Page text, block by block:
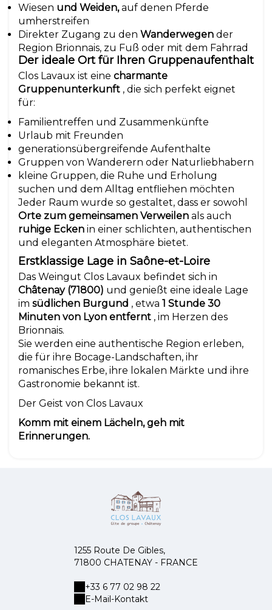
Wiesen und Weiden,auf denen Pferde
umherstreifen
Direkter Zugang zu den Wanderwegen der
Region Brionnais, zu Fuß oder mit dem Fahrrad
Der ideale Ort für Ihren Gruppenaufenthalt
Clos Lavaux ist eine charmante
Gruppenunterkunft , die sich perfekt eignet
für:
Familientreffen und Zusammenkünfte
Urlaub mit Freunden
generationsübergreifende Aufenthalte
Gruppen von Wanderern oder Naturliebhabern
kleine Gruppen, die Ruhe und Erholung
suchen und dem Alltag entfliehen möchten
Jeder Raum wurde so gestaltet, dass er sowohl
Orte zum gemeinsamen Verweilen als auch
ruhige Ecken in einer schlichten, authentischen
und eleganten Atmosphäre bietet.
Erstklassige Lage in Saône-et-Loire
Das Weingut Clos Lavaux befindet sich in
Châtenay (71800) und genießt eine ideale Lage
im südlichen Burgund , etwa 1 Stunde 30
Minuten von Lyon entfernt , im Herzen des
Brionnais.
Sie werden eine authentische Region erleben,
die für ihre Bocage-Landschaften, ihr
romanisches Erbe, ihre lokalen Märkte und ihre
Gastronomie bekannt ist.
Der Geist von Clos Lavaux
Komm mit einem Lächeln, geh mit
Erinnerungen.
1255 Route De Gibles,
71800 CHATENAY - FRANCE
+33 6 77 02 98 22
E-Mail-Kontakt